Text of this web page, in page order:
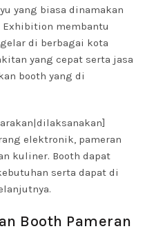
yang biasa dinamakan
Exhibition membantu
di berbagai kota
yang cepat serta jasa
booth yang di
elektronik, pameran
kuliner. Booth dapat
serta dapat di
Booth Pameran